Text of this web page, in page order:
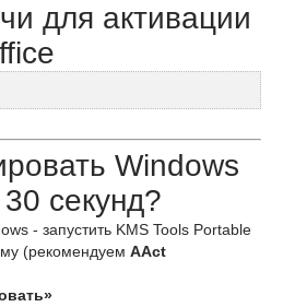
для активации
Windows
секунд?
- запустить KMS Tools Portable
(рекомендуем AAct